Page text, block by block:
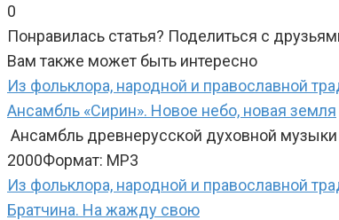
0
Понравилась статья? Поделиться с
Вам также может быть интересно
Из фольклора, народной и православной
Ансамбль «Сирин». Новое небо, новая земля
Ансамбль древнерусской духовной
2000Формат: MP3
Из фольклора, народной и православной
Братчина. На жажду свою